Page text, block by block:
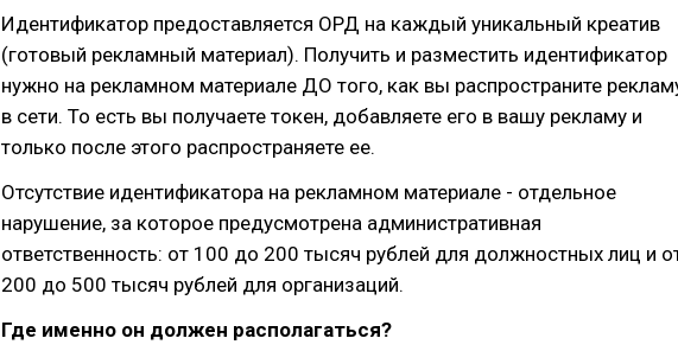
Идентификатор предоставляется ОРД на каждый уникальный креатив
(готовый рекламный материал). Получить и разместить идентификатор
нужно на рекламном материале ДО того, как вы распространите
в сети. То есть вы получаете токен, добавляете его в вашу рекламу и
только после этого распространяете ее.
Отсутствие идентификатора на рекламном материале - отдельное
нарушение, за которое предусмотрена административная
ответственность: от 100 до 200 тысяч рублей для должностных лиц и
200 до 500 тысяч рублей для организаций.
Где именно он должен располагаться?